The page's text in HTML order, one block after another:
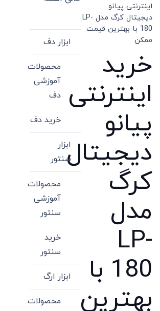
اینترنتی پیانو
دیجیتال کرگ مدل LP-
180 با بهترین قیمت
ممکن
خرید
اینترنتی
پیانو
دیجیتال
کرگ
مدل
LP-
180 با
بهترین
ابزار دف
محصولات
آموزشی
دف
خرید دف
ابزار
سنتور
محصولات
آموزشی
سنتور
خرید
سنتور
ابزار ارگ
محصولات